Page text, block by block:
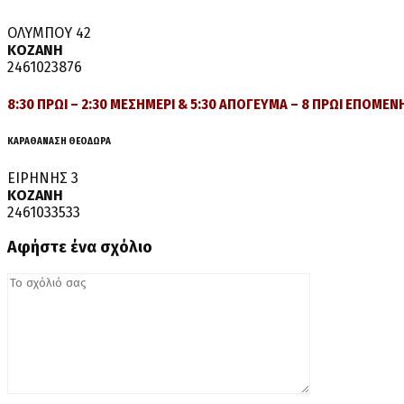
ΟΛΥΜΠΟΥ 42
ΚΟΖΑΝΗ
2461023876
8:30 ΠΡΩΙ – 2:30 ΜΕΣΗΜΕΡΙ & 5:30 ΑΠΟΓΕΥΜΑ – 8 ΠΡΩΙ
ΚΑΡΑΘΑΝΑΣΗ ΘΕΟΔΩΡΑ
ΕΙΡΗΝΗΣ 3
ΚΟΖΑΝΗ
2461033533
Αφήστε ένα σχόλιο